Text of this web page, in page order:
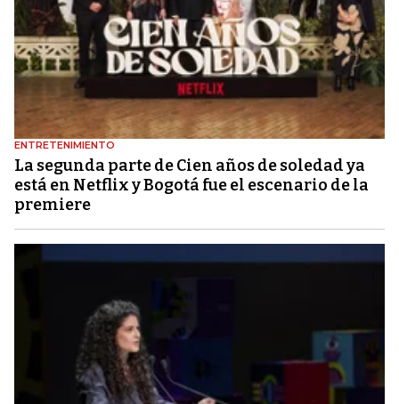
ENTRETENIMIENTO
La segunda parte de Cien años de soledad ya
está en Netflix y Bogotá fue el escenario de la
premiere